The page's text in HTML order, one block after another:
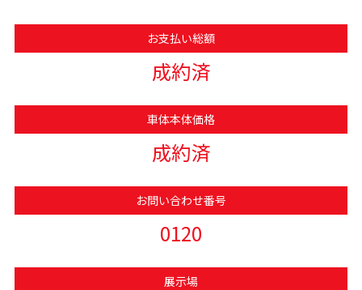
お支払い総額
成約済
車体本体価格
成約済
お問い合わせ番号
0120
展示場